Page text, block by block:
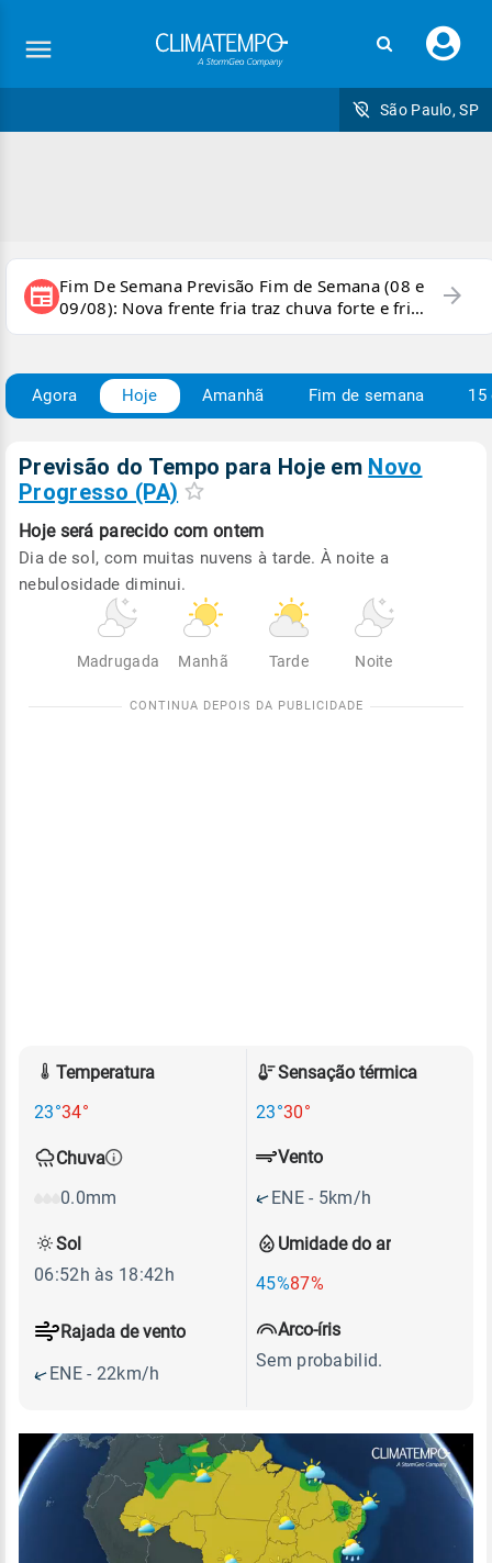
seu
São Paulo, SP
newspaper Fim De Semana Previsão Fim de Semana (08 e
09/08): Nova frente fria traz chuva forte e frio
para áreas do país
arrow_forward
Agora Hoje Amanhã Fim de semana 15
Previsão do Tempo para Hoje em Novo
Progresso (PA)
Hoje será parecido com ontem
Dia de sol, com muitas nuvens à tarde. À noite a
nebulosidade diminui.
Madrugada Manhã Tarde Noite
Temperatura
23°34°
Sensação térmica
23°30°
Chuva
0.0mm
Umidade do ar
45%87%
Vento
ENE - 5km/h
Rajada de vento
ENE - 22km/h
Sol
06:52h às 18:42h
Arco-íris
Sem probabilid.